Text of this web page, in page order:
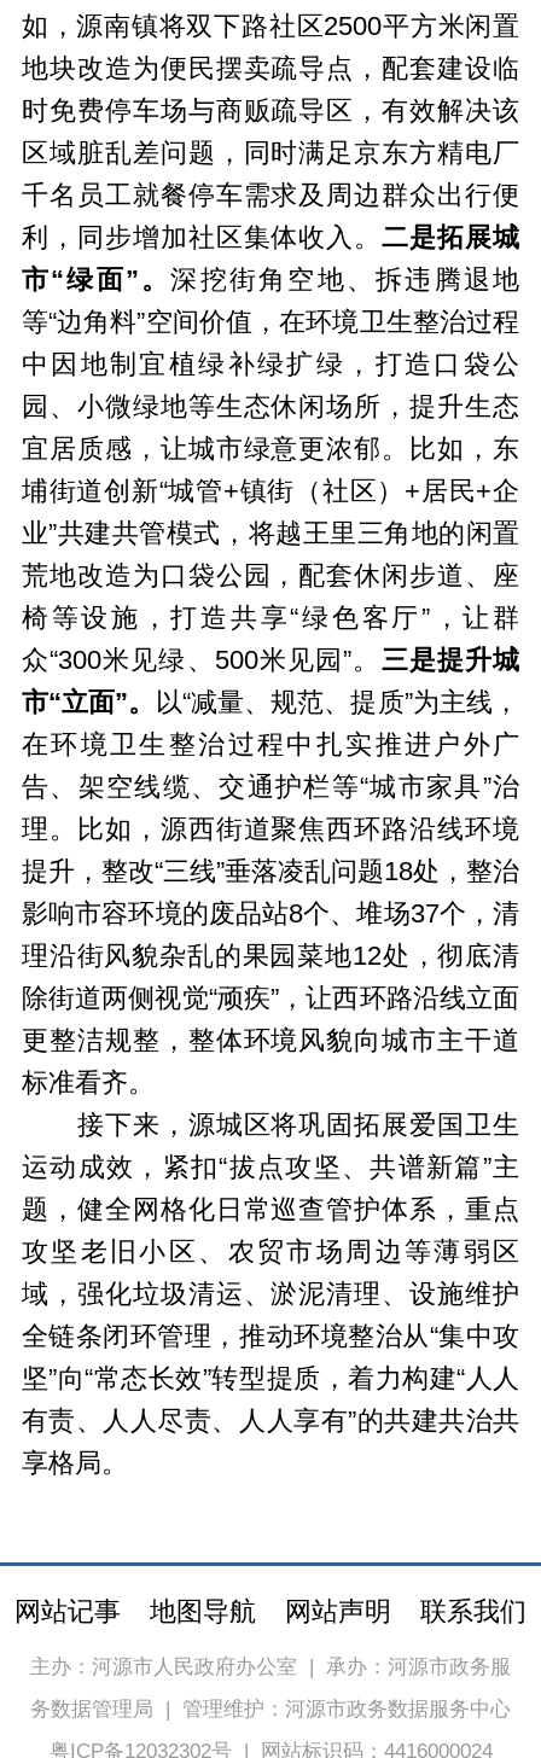
如，源南镇将双下路社区2500平方米闲置
地块改造为便民摆卖疏导点，配套建设临
时免费停车场与商贩疏导区，有效解决该
区域脏乱差问题，同时满足京东方精电厂
千名员工就餐停车需求及周边群众出行便
利，同步增加社区集体收入。二是拓展城
市“绿面” 。深挖街角空地、拆违腾退地
等“边角料”空间价值，在环境卫生整治过程
中因地制宜植绿补绿扩绿，打造口袋公
园、小微绿地等生态休闲场所，提升生态
宜居质感，让城市绿意更浓郁。比如，东
埔街道创新“城管+镇街（社区）+居民+企
业”共建共管模式，将越王里三角地的闲置
荒地改造为口袋公园，配套休闲步道、座
椅等设施，打造共享“绿色客厅”，让群
众“300米见绿、500米见园”。 三是提升城
市“立面”。
以“减量、规范、提质”为主线，
在环境卫生整治过程中扎实推进户外广
告、架空线缆、交通护栏等“城市家具”治
理。比如，源西街道聚焦西环路沿线环境
提升，整改“三线”垂落凌乱问题18处，整治
影响市容环境的废品站8个、堆场37个，清
理沿街风貌杂乱的果园菜地12处，彻底清
除街道两侧视觉“顽疾”，让西环路沿线立面
更整洁规整，整体环境风貌向城市主干道
标准看齐。
接下来，源城区将巩固拓展爱国卫生
运动成效，紧扣“拔点攻坚、共谱新篇”主
题，健全网格化日常巡查管护体系，重点
攻坚老旧小区、农贸市场周边等薄弱区
域，强化垃圾清运、淤泥清理、设施维护
全链条闭环管理，推动环境整治从“集中攻
坚”向“常态长效”转型提质，着力构建“人人
有责、人人尽责、人人享有”的共建共治共
享格局。
网站记事 地图导航 网站声明 联系我们
主办：河源市人民政府办公室 | 承办：河源市政务服
务数据管理局 | 管理维护：河源市政务数据服务中心
粤ICP备12032302号| 网站标识码：4416000024